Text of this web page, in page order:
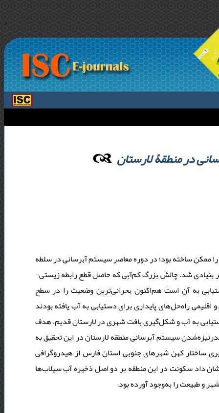
>
در منطقۀ لارستان
ممکن ساخته بود؛ در دوره‌ معاصر سیستم آبرسانی در سلطه‌
بنیادی شد. چالش بزرگ کم‌آبی که حاصل قطع رابطه‌ زیستی-
به آن است هم‌اکنون بحرانی‌ترین وضعیت را در سطح
راه‌حل‌های پایداری برای دستیابی به آب یافته بودند
به آب و شکل‌گیری بافت شهری در لارستان قدیم، هدف
سیستم آبرسانی منطقه‌ لارستان در این تحقیق به
ساختار کهن شهرهای جنوبی استان فارس از هیدروگرافی
داد سکونت در این منطقه بر دو اصل ذخیره‌ آب سیلاب‌ها
و طبیعت را به‌وجود آورده بود.